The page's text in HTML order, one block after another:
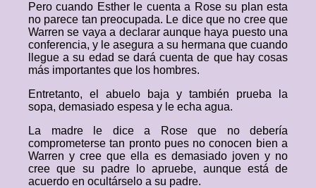
Pero cuando Esther le cuenta a Rose su plan esta
no parece tan preocupada. Le dice que no cree que
Warren se vaya a declarar aunque haya puesto una
conferencia, y le asegura a su hermana que cuando
llegue a su edad se dará cuenta de que hay cosas
más importantes que los hombres.
Entretanto, el abuelo baja y también prueba la
sopa, demasiado espesa y le echa agua.
La madre le dice a Rose que no debería
comprometerse tan pronto pues no conocen bien a
Warren y cree que ella es demasiado joven y no
cree que su padre lo apruebe, aunque está de
acuerdo en ocultárselo a su padre.